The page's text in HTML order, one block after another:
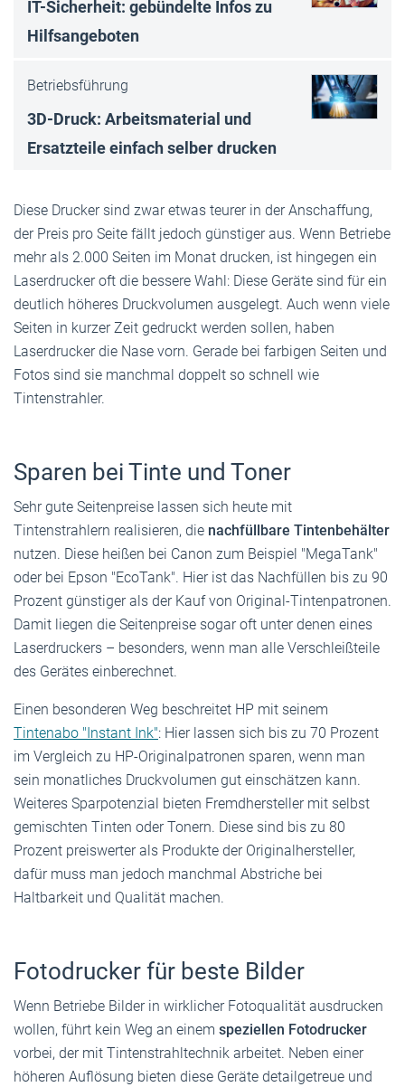
IT-Sicherheit: gebündelte Infos zu
Hilfsangeboten
Betriebsführung
3D-Druck: Arbeitsmaterial und
Ersatzteile einfach selber drucken
Diese Drucker sind zwar etwas teurer in der Anschaffung,
der Preis pro Seite fällt jedoch günstiger aus. Wenn Betriebe
mehr als 2.000 Seiten im Monat drucken, ist hingegen ein
Laserdrucker oft die bessere Wahl: Diese Geräte sind für ein
deutlich höheres Druckvolumen ausgelegt. Auch wenn viele
Seiten in kurzer Zeit gedruckt werden sollen, haben
Laserdrucker die Nase vorn. Gerade bei farbigen Seiten und
Fotos sind sie manchmal doppelt so schnell wie
Tintenstrahler.
Sparen bei Tinte und Toner
Sehr gute Seitenpreise lassen sich heute mit
Tintenstrahlern realisieren, die nachfüllbare Tintenbehälter
nutzen. Diese heißen bei Canon zum Beispiel "MegaTank"
oder bei Epson "EcoTank". Hier ist das Nachfüllen bis zu 90
Prozent günstiger als der Kauf von Original-Tintenpatronen.
Damit liegen die Seitenpreise sogar oft unter denen eines
Laserdruckers – besonders, wenn man alle Verschleißteile
des Gerätes einberechnet.
Einen besonderen Weg beschreitet HP mit seinem
Tintenabo "In­stant Ink": Hier lassen sich bis zu 70 Prozent
im Vergleich zu HP-Originalpatronen sparen, wenn man
sein monatliches Druckvolumen gut einschätzen kann.
Weiteres Sparpotenzial bieten Fremdhersteller mit selbst
gemischten Tinten oder Tonern. Diese sind bis zu 80
Prozent preiswerter als Produkte der Originalhersteller,
dafür muss man jedoch manchmal Abstriche bei
Haltbarkeit und Qualität machen.
Fotodrucker für beste Bilder
Wenn Betriebe Bilder in wirklicher Fotoqualität ausdrucken
wollen, führt kein Weg an einem speziellen Fotodrucker
vorbei, der mit Tintenstrahltechnik arbeitet. ­Neben einer
höheren Auflösung bieten diese Geräte detailgetreue und